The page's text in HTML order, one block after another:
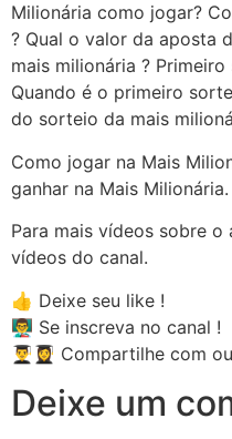
Milionária como jogar?
? Qual o valor da aposta
mais milionária ?
Quando é o primeiro
do sorteio da mais
Como jogar na Mais
ganhar na Mais Milionária.
Para mais vídeos sobre o
vídeos do canal.
👍 Deixe seu like !
👨‍🏫 Se inscreva no canal !
👨‍🎓👩‍🎓 Compartilhe com
Deixe um